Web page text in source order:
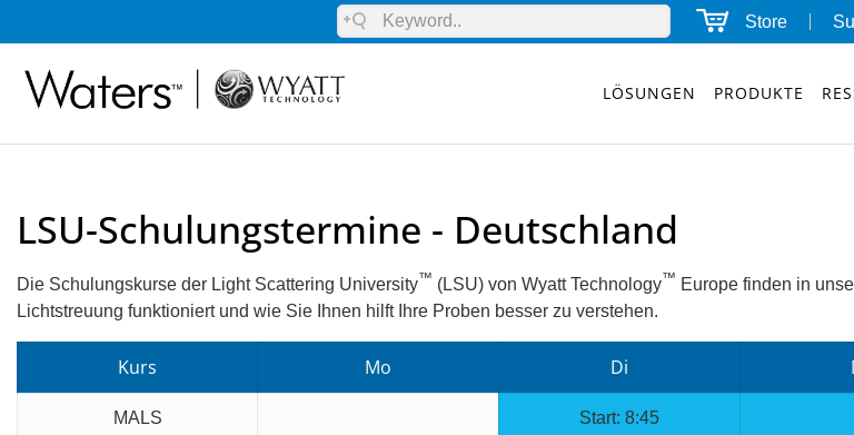
Store
LÖSUNGEN PRODUKTE
LSU-Schulungstermine - Deutschland
Die Schulungskurse der Light Scattering University™ (LSU) von Wyatt Technology™ Europe finden in
Lichtstreuung funktioniert und wie Sie Ihnen hilft Ihre Proben besser zu verstehen.
Kurs Mo Di
MALS Start: 8:45